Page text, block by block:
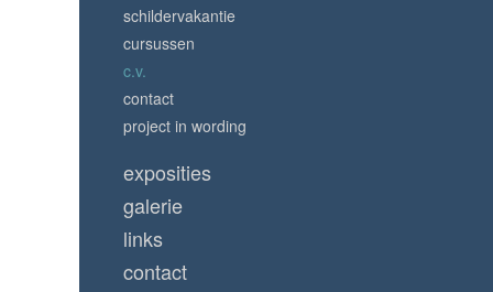
schildervakantie
cursussen
c.v.
contact
project in wording
exposities
galerie
links
contact